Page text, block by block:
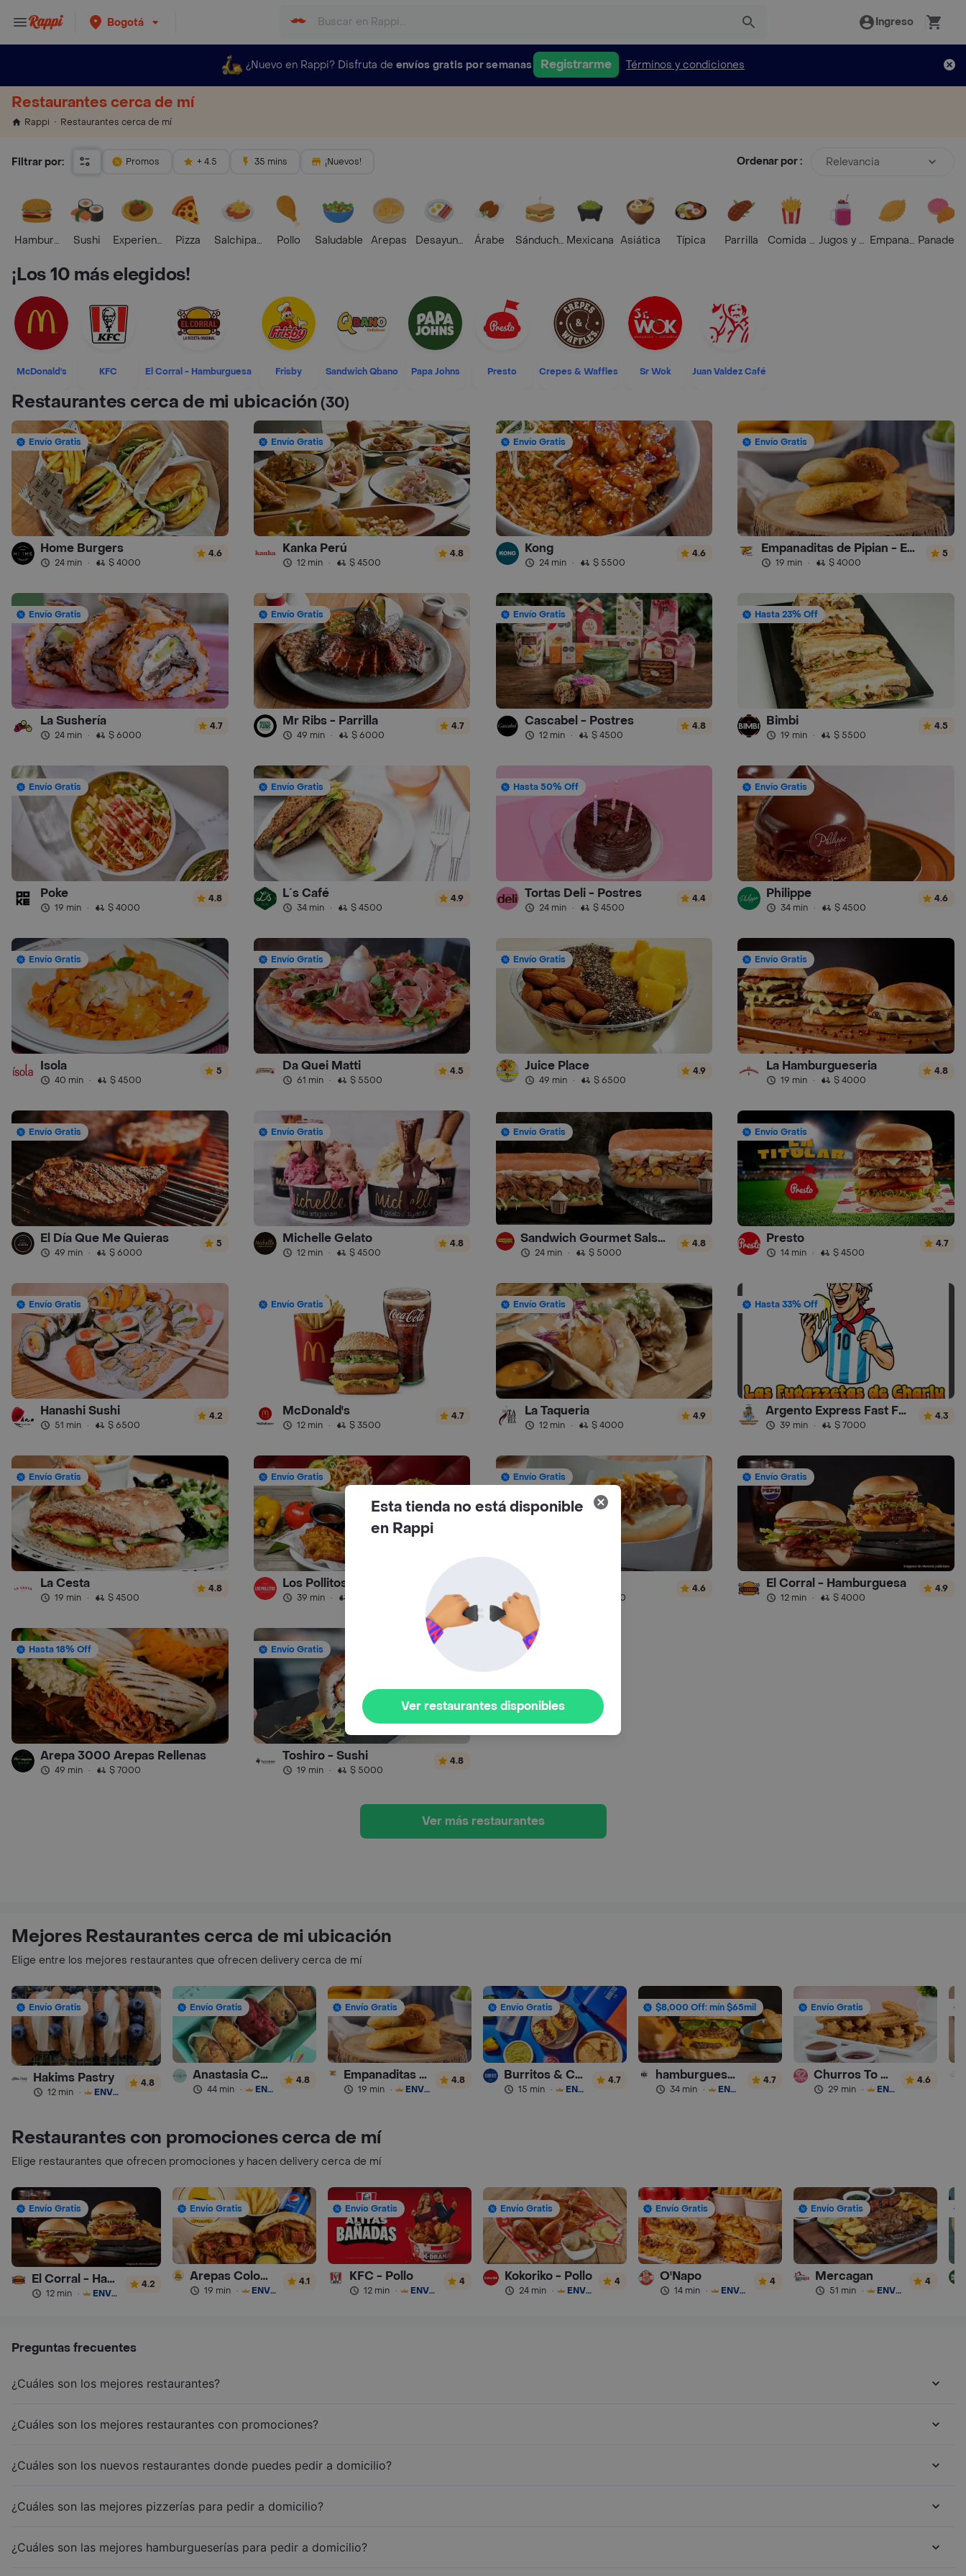
Bogotá Ingreso
¿Nuevo en Rappi? Disfruta de envíos gratis por semanas Registrarme Términos y condiciones
Restaurantes cerca de mí
Rappi Restaurantes cerca de mí
Filtrar por: Promos + 4.5 35 mins ¡Nuevos! Ordenar por : Relevancia
HamburguesaSushi Experiencias Foodies
Pizza Salchipapas Pollo Saludable Arepas Desayunos Árabe SánduchesMexicana Asiática Típica Parrilla Comida RápidaJugos y BatidosEmpanadasPanadería
¡Los 10 más elegidos!
McDonald's KFC El Corral - Hamburguesa Frisby Sandwich Qbano Papa Johns Presto Crepes & Waffles Sr Wok Juan Valdez Café
Restaurantes cerca de mi ubicación(30)
Envío Gratis
Home Burgers
24 min · $ 4000
4.6
Envío Gratis
Kanka Perú
12 min · $ 4500
4.8
Envío Gratis
Kong
24 min · $ 5500
4.6
Envío Gratis
Empanaditas de Pipian - Empanadas
19 min · $ 4000
5
Envío Gratis
La Sushería
24 min · $ 6000
4.7
Envío Gratis
Mr Ribs - Parrilla
49 min · $ 6000
4.7
Envío Gratis
Cascabel - Postres
12 min · $ 4500
4.8
Hasta 23% Off
Bimbi
19 min · $ 5500
4.5
Envío Gratis
Poke
19 min · $ 4000
4.8
Envío Gratis
L´s Café
34 min · $ 4500
4.9
Hasta 50% Off
Tortas Deli - Postres
24 min · $ 4500
4.4
Envío Gratis
Philippe
34 min · $ 4500
4.6
Envío Gratis
Isola
40 min · $ 4500
5
Envío Gratis
Da Quei Matti
61 min · $ 5500
4.5
Envío Gratis
Juice Place
49 min · $ 6500
4.9
Envío Gratis
La Hamburgueseria
19 min · $ 4000
4.8
Envío Gratis
El Día Que Me Quieras
49 min · $ 6000
5
Envío Gratis
Michelle Gelato
12 min · $ 4500
4.8
Envío Gratis
Sandwich Gourmet Salsa de Ajo
24 min · $ 5000
4.8
Envío Gratis
Presto
14 min · $ 4500
4.7
Envío Gratis
Hanashi Sushi
51 min · $ 6500
4.2
Envío Gratis
McDonald's
12 min · $ 3500
4.7
Envío Gratis
La Taqueria
12 min · $ 4000
4.9
Hasta 33% Off
Argento Express Fast Food
39 min · $ 7000
4.3
Envío Gratis
La Cesta
19 min · $ 4500
4.8
Envío Gratis
Los Pollitos
39 min ·
Envío Gratis
Frank Truck
$ 6000
4.6
Envío Gratis
El Corral - Hamburguesa
12 min · $ 4000
4.9
Hasta 18% Off
Arepa 3000 Arepas Rellenas
49 min · $ 7000
Envío Gratis
Toshiro - Sushi
19 min · $ 5000
4.8
Ver más restaurantes
Mejores Restaurantes cerca de mi ubicación
Elige entre los mejores restaurantes que ofrecen delivery cerca de mí
Envío Gratis
Hakims Pastry
12 min · ENVÍO GRATIS
4.8
Envío Gratis
Anastasia Cookies
44 min · ENVÍO GRATIS
4.8
Envío Gratis
Empanaditas de Pipian - Empanadas
19 min · ENVÍO GRATIS
4.8
Envío Gratis
Burritos & Co - Turbo
15 min · ENVÍO GRATIS
4.7
$8,000 Off: mín $65mil
hamburguesas Rustica (RDC)
34 min · ENVÍO GRATIS
4.7
Envío Gratis
Churros To Go
29 min · ENVÍO GRATIS
4.6
Restaurantes con promociones cerca de mí
Elige restaurantes que ofrecen promociones y hacen delivery cerca de mí
Envío Gratis
El Corral - Hamburguesa
12 min · ENVÍO GRATIS
4.2
Envío Gratis
Arepas Colombianas Premium
19 min · ENVÍO GRATIS
4.1
Envío Gratis
KFC - Pollo
12 min · ENVÍO GRATIS
4
Envío Gratis
Kokoriko - Pollo
24 min · ENVÍO GRATIS
4
Envío Gratis
O'Napo
14 min · ENVÍO GRATIS
4
Envío Gratis
Mercagan
51 min · ENVÍO GRATIS
4
Preguntas frecuentes
¿Cuáles son los mejores restaurantes?
¿Cuáles son los mejores restaurantes con promociones?
¿Cuáles son los nuevos restaurantes donde puedes pedir a domicilio?
¿Cuáles son las mejores pizzerías para pedir a domicilio?
¿Cuáles son las mejores hamburgueserías para pedir a domicilio?
Esta tienda no está disponible
en Rappi
Ver restaurantes disponibles